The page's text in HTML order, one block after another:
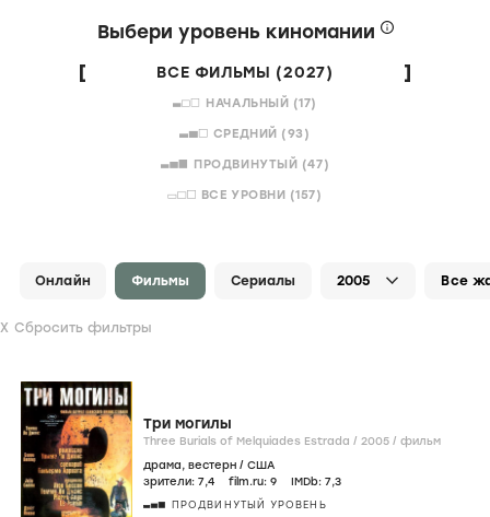
Выбери уровень киномании
ВСЕ ФИЛЬМЫ (2027)
НАЧАЛЬНЫЙ (17)
СРЕДНИЙ (93)
ПРОДВИНУТЫЙ (47)
ВСЕ УРОВНИ (157)
Онлайн Фильмы Сериалы
Сбросить фильтры
Три могилы
Three Burials of Melquiades Estrada / 2005 / фильм
драма, вестерн / США
зрители: 7,4 film.ru: 9 IMDb: 7,3
ПРОДВИНУТЫЙ УРОВЕНЬ